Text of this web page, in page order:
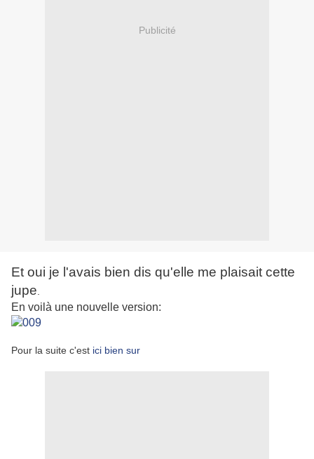
Publicité
Et oui je l'avais bien dis qu'elle me plaisait cette
jupe
En voilà une nouvelle version:
Pour la suite c'est ici bien sur